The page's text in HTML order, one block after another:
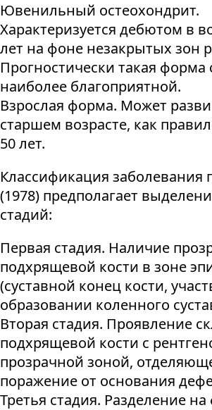
Ювенильный остеохондрит.
Характеризуется дебютом в
лет на фоне незакрытых зон
Прогностически такая форма
наиболее благоприятной.
Взрослая форма. Может
старшем возрасте, как
50 лет.
Классификация заболевания
(1978) предполагает
стадий:
Первая стадия. Наличие
подхрящевой кости в зоне
(суставной конец кости,
образовании коленного
Вторая стадия. Проявление
подхрящевой кости с
прозрачной зоной,
поражение от основания
Третья стадия. Разделение